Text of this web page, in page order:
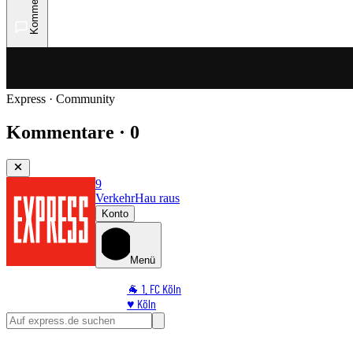
Express · Community
Kommentare · 0
9
VerkehrHau raus
Konto
Menü
🐐 1. FC Köln
♥️ Köln
⭐ Promi